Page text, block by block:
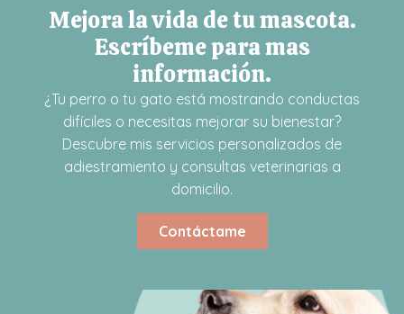
Mejora la vida de tu mascota.
Escríbeme para mas
información.
¿Tu perro o tu gato está mostrando conductas
difíciles o necesitas mejorar su bienestar?
Descubre mis servicios personalizados de
adiestramiento y consultas veterinarias a
domicilio.
Contáctame